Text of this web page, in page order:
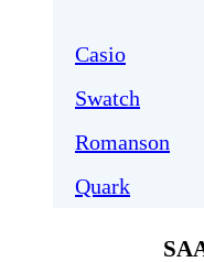
Casio
Swatch
Romanson
Quark